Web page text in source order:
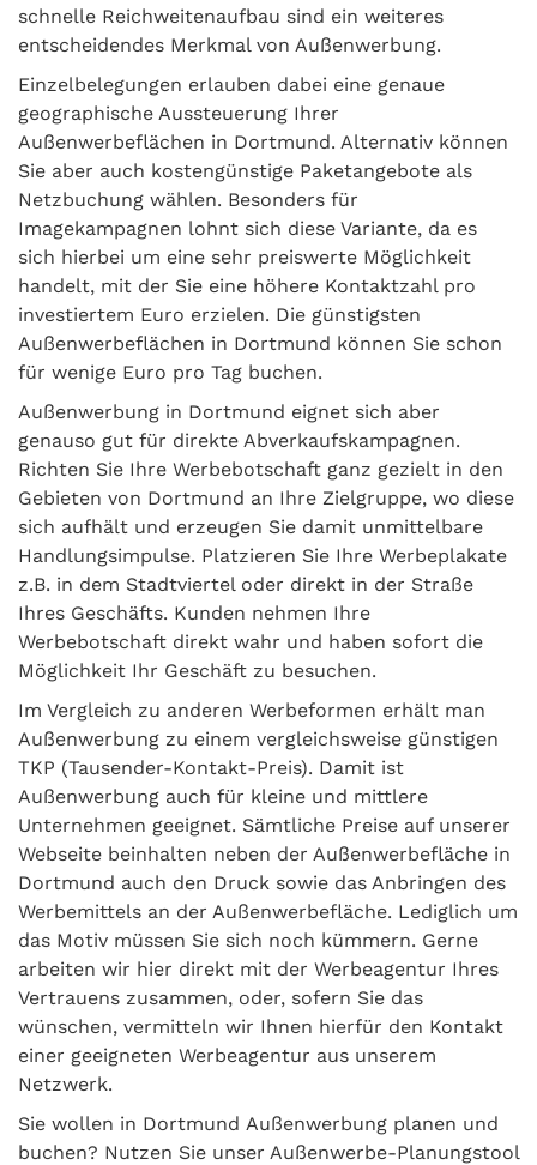
schnelle Reichweitenaufbau sind ein weiteres
entscheidendes Merkmal von Außenwerbung.
Einzelbelegungen erlauben dabei eine genaue
geographische Aussteuerung Ihrer
Außenwerbeflächen in Dortmund. Alternativ können
Sie aber auch kostengünstige Paketangebote als
Netzbuchung wählen. Besonders für
Imagekampagnen lohnt sich diese Variante, da es
sich hierbei um eine sehr preiswerte Möglichkeit
handelt, mit der Sie eine höhere Kontaktzahl pro
investiertem Euro erzielen. Die günstigsten
Außenwerbeflächen in Dortmund können Sie schon
für wenige Euro pro Tag buchen.
Außenwerbung in Dortmund eignet sich aber
genauso gut für direkte Abverkaufskampagnen.
Richten Sie Ihre Werbebotschaft ganz gezielt in den
Gebieten von Dortmund an Ihre Zielgruppe, wo diese
sich aufhält und erzeugen Sie damit unmittelbare
Handlungsimpulse. Platzieren Sie Ihre Werbeplakate
z.B. in dem Stadtviertel oder direkt in der Straße
Ihres Geschäfts. Kunden nehmen Ihre
Werbebotschaft direkt wahr und haben sofort die
Möglichkeit Ihr Geschäft zu besuchen.
Im Vergleich zu anderen Werbeformen erhält man
Außenwerbung zu einem vergleichsweise günstigen
TKP (Tausender-Kontakt-Preis). Damit ist
Außenwerbung auch für kleine und mittlere
Unternehmen geeignet. Sämtliche Preise auf unserer
Webseite beinhalten neben der Außenwerbefläche in
Dortmund auch den Druck sowie das Anbringen des
Werbemittels an der Außenwerbefläche. Lediglich um
das Motiv müssen Sie sich noch kümmern. Gerne
arbeiten wir hier direkt mit der Werbeagentur Ihres
Vertrauens zusammen, oder, sofern Sie das
wünschen, vermitteln wir Ihnen hierfür den Kontakt
einer geeigneten Werbeagentur aus unserem
Netzwerk.
Sie wollen in Dortmund Außenwerbung planen und
buchen? Nutzen Sie unser Außenwerbe-Planungstool